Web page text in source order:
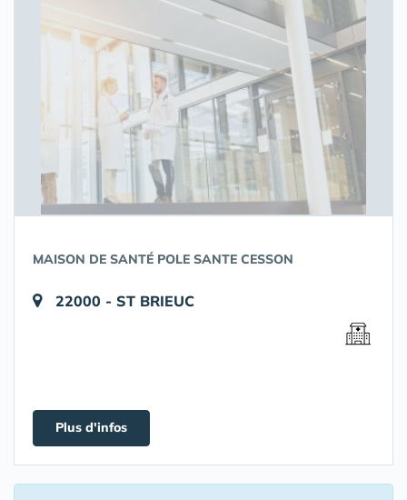
MAISON DE SANTÉ POLE SANTE CESSON
22000 - ST BRIEUC
Plus d'infos